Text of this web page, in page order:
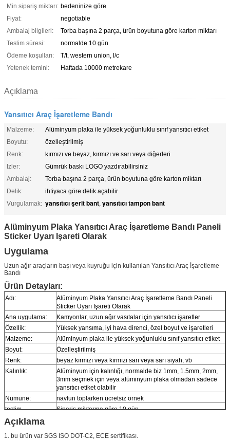
Min sipariş miktarı: bedeninize göre
Fiyat:
negotiable
Ambalaj bilgileri:
Torba başına 2 parça, ürün boyutuna göre karton miktarı
Teslim süresi:
normalde 10 gün
Ödeme koşulları:
T/t, western union, l/c
Yetenek temini:
Haftada 10000 metrekare
Açıklama
Yansıtıcı Araç İşaretleme Bandı
Malzeme:
Alüminyum plaka ile yüksek yoğunluklu sınıf yansıtıcı etiket
Boyutu:
özelleştirilmiş
Renk:
kırmızı ve beyaz, kırmızı ve sarı veya diğerleri
Izler:
Gümrük baskı LOGO yazdırabilirsiniz
Ambalaj:
Torba başına 2 parça, ürün boyutuna göre karton miktarı
Delik:
ihtiyaca göre delik açabilir
Vurgulamak: yansıtıcı şerit bant, yansıtıcı tampon bant
Alüminyum Plaka Yansıtıcı Araç İşaretleme Bandı Paneli
Sticker Uyarı Işareti Olarak
Uygulama
Uzun ağır araçların başı veya kuyruğu için kullanılan Yansıtıcı Araç İşaretleme
Bandı
Ürün Detayları:
Adı:
Alüminyum Plaka Yansıtıcı Araç İşaretleme Bandı Paneli
Sticker Uyarı Işareti Olarak
Ana uygulama:
Kamyonlar, uzun ağır vasıtalar için yansıtıcı işaretler
Özellik:
Yüksek yansıma, iyi hava direnci, özel boyut ve işaretleri
Malzeme:
Alüminyum plaka ile yüksek yoğunluklu sınıf yansıtıcı etiket
Boyut:
Özelleştirilmiş
Renk:
beyaz kırmızı veya kırmızı sarı veya sarı siyah, vb
Kalınlık:
Alüminyum için kalınlığı, normalde biz 1mm, 1.5mm, 2mm,
3mm seçmek için veya alüminyum plaka olmadan sadece
yansıtıcı etiket olabilir
Numune:
navlun toplarken ücretsiz örnek
teslim
Sipariş miktarına göre 10 gün
Açıklama
1. bu ürün var SGS ISO DOT-C2, ECE sertifikası.